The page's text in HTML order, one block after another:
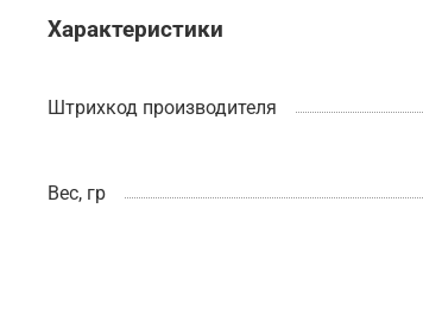
Характеристики
Штрихкод производителя
Вес, гр